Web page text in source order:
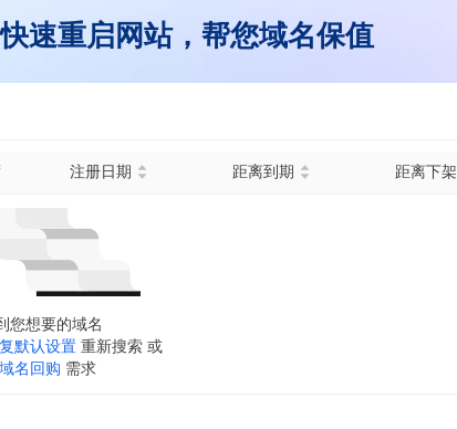
快速重启网站，帮您域名保值
注册日期 距离到期 距离下架
您想要的域名
默认设置 重新搜索 或
域名回购 需求